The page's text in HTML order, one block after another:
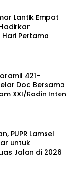
Lantik Empat
Pertama
421-
Doa Bersama
XXI/Radin Inten
PUPR Lamsel
untuk
Jalan di 2026